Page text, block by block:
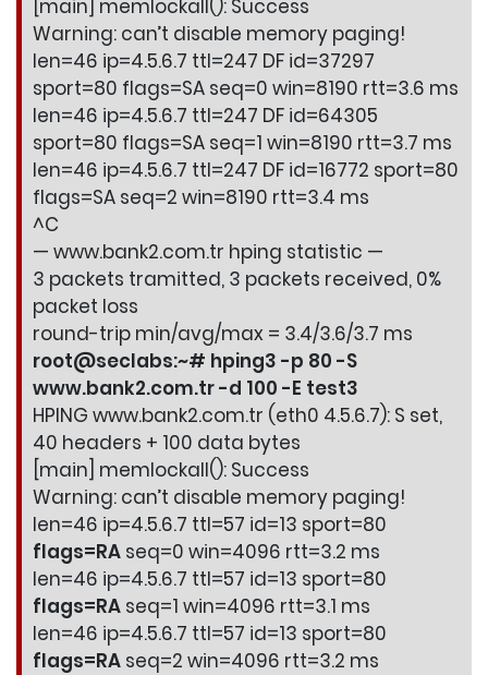
[main] memlockall(): Success
Warning: can’t disable memory paging!
len=46 ip=4.5.6.7 ttl=247 DF id=37297
sport=80 flags=SA seq=0 win=8190 rtt=3.6 ms
len=46 ip=4.5.6.7 ttl=247 DF id=64305
sport=80 flags=SA seq=1 win=8190 rtt=3.7 ms
len=46 ip=4.5.6.7 ttl=247 DF id=16772 sport=80
flags=SA seq=2 win=8190 rtt=3.4 ms
^C
— www.bank2.com.tr hping statistic —
3 packets tramitted, 3 packets received, 0%
packet loss
round-trip min/avg/max = 3.4/3.6/3.7 ms
root@seclabs:~# hping3 -p 80 -S
www.bank2.com.tr -d 100 -E test3
HPING www.bank2.com.tr (eth0 4.5.6.7): S set,
40 headers + 100 data bytes
[main] memlockall(): Success
Warning: can’t disable memory paging!
len=46 ip=4.5.6.7 ttl=57 id=13 sport=80
flags=RA seq=0 win=4096 rtt=3.2 ms
len=46 ip=4.5.6.7 ttl=57 id=13 sport=80
flags=RA seq=1 win=4096 rtt=3.1 ms
len=46 ip=4.5.6.7 ttl=57 id=13 sport=80
flags=RA seq=2 win=4096 rtt=3.2 ms